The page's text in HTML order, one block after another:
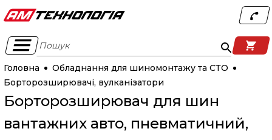
Пошук
Головна
Обладнання для шиномонтажу та СТО
Борторозширювачі, вулканізатори
Борторозширювач для шин
вантажних авто, пневматичний,